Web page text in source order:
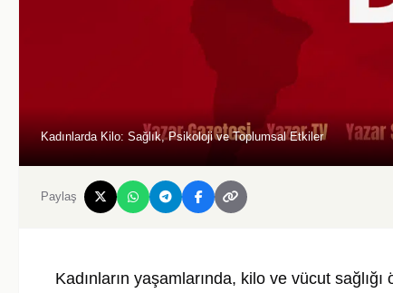
Kadınlarda Kilo: Sağlık, Psikoloji ve Toplumsal Etkiler
Paylaş
Kadınların yaşamlarında, kilo ve vücut